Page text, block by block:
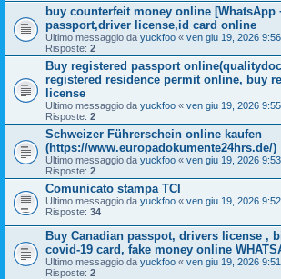
buy counterfeit money online [WhatsApp
passport,driver license,id card online
Ultimo messaggio da yuckfoo « ven giu 19, 2026
Risposte: 2
Buy registered passport
registered residence permit online, buy
license
Ultimo messaggio da yuckfoo « ven giu 19, 2026
Risposte: 2
Schweizer Führerschein online kaufen
(https://www.europadokumente24hrs.de/)
Ultimo messaggio da yuckfoo « ven giu 19, 2026
Risposte: 2
Comunicato stampa TCI
Ultimo messaggio da yuckfoo « ven giu 19, 2026
Risposte: 34
Buy Canadian passpot, drivers license ,
covid-19 card, fake money online
Ultimo messaggio da yuckfoo « ven giu 19, 2026
Risposte: 2